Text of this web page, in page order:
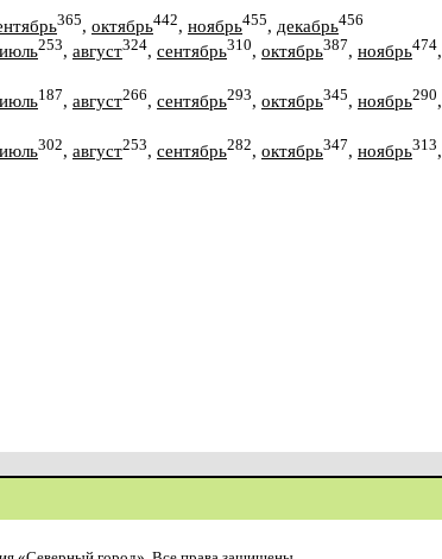
365, октябрь442, ноябрь455, декабрь456
июль253, август324, сентябрь310, октябрь387, ноябрь474,
июль187, август266, сентябрь293, октябрь345, ноябрь290,
июль302, август253, сентябрь282, октябрь347, ноябрь313,